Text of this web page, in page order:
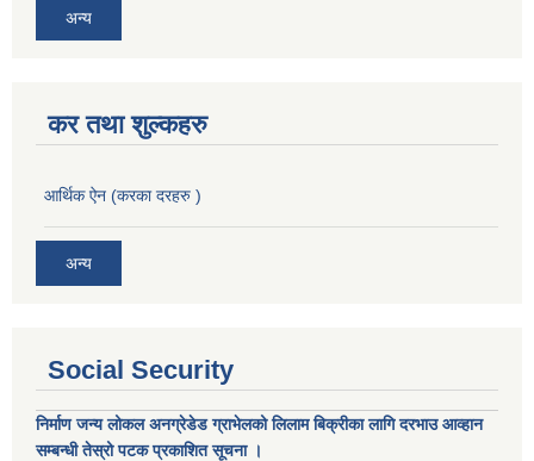
अन्य
कर तथा शुल्कहरु
आर्थिक ऐन (करका दरहरु )
अन्य
Social Security
निर्माण जन्य लोकल अनग्रेडेड ग्राभेलको लिलाम बिक्रीका लागि दरभाउ आव्हान
सम्बन्धी तेस्रो पटक प्रकाशित सूचना ।